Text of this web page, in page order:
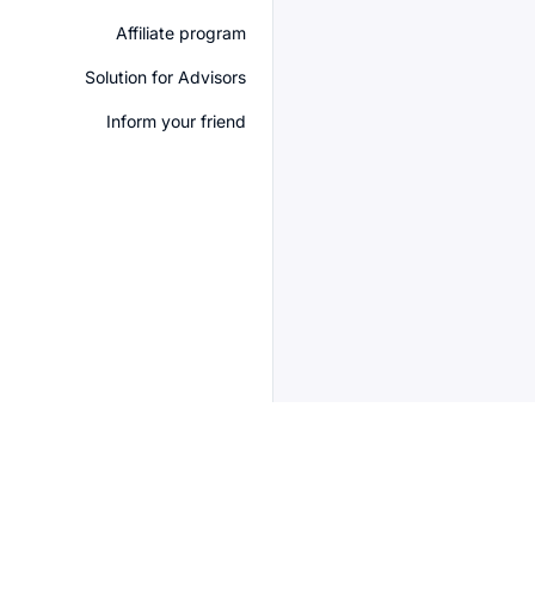
Affiliate program
Solution for Advisors
Inform your friend